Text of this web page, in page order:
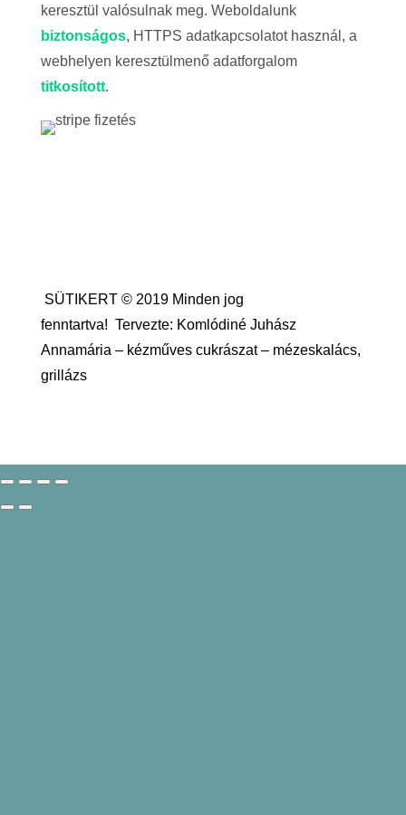
keresztül valósulnak meg. Weboldalunk
biztonságos, HTTPS adatkapcsolatot használ, a
webhelyen keresztülmenő adatforgalom
titkosított.
SÜTIKERT © 2019 Minden jog
fenntartva! Tervezte: Komlódiné Juhász
Annamária – kézműves cukrászat – mézeskalács,
grillázs